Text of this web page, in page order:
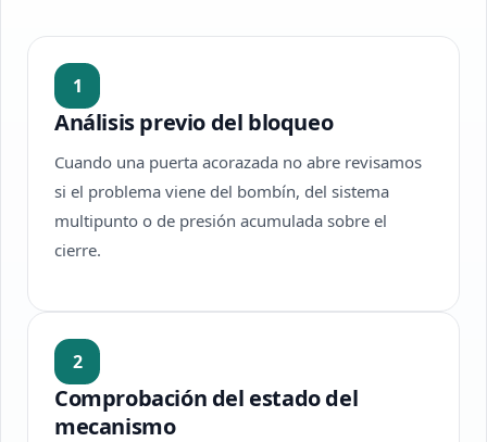
1
Análisis previo del bloqueo
Cuando una puerta acorazada no abre revisamos
si el problema viene del bombín, del sistema
multipunto o de presión acumulada sobre el
cierre.
2
Comprobación del estado del
mecanismo